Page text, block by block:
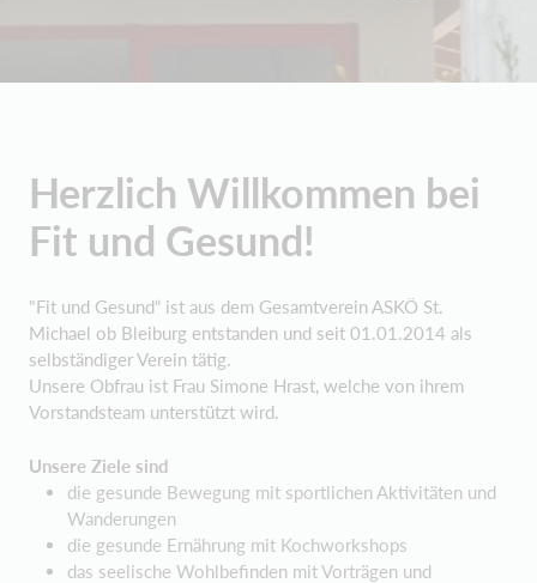
Herzlich Willkommen bei
Fit und Gesund!
"Fit und Gesund“ ist aus dem Gesamtverein ASKÖ St.
Michael ob Bleiburg entstanden und seit 01.01.2014 als
selbständiger Verein tätig.
Unsere Obfrau ist Frau Simone Hrast, welche von ihrem
Vorstandsteam unterstützt wird.
Unsere Ziele sind
die gesunde Bewegung mit sportlichen Aktivitäten und
Wanderungen
die gesunde Ernährung mit Kochworkshops
das seelische Wohlbefinden mit Vorträgen und